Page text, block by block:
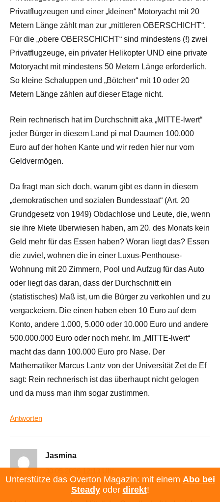
Privatflugzeugen und einer „kleinen“ Motoryacht mit 20
Metern Länge zählt man zur „mittleren OBERSCHICHT“.
Für die „obere OBERSCHICHT“ sind mindestens (!) zwei
Privatflugzeuge, ein privater Helikopter UND eine private
Motoryacht mit mindestens 50 Metern Länge erforderlich.
So kleine Schaluppen und „Bötchen“ mit 10 oder 20
Metern Länge zählen auf dieser Etage nicht.
Rein rechnerisch hat im Durchschnitt aka „MITTE-lwert“
jeder Bürger in diesem Land pi mal Daumen 100.000
Euro auf der hohen Kante und wir reden hier nur vom
Geldvermögen.
Da fragt man sich doch, warum gibt es dann in diesem
„demokratischen und sozialen Bundesstaat“ (Art. 20
Grundgesetz von 1949) Obdachlose und Leute, die, wenn
sie ihre Miete überwiesen haben, am 20. des Monats kein
Geld mehr für das Essen haben? Woran liegt das? Essen
die zuviel, wohnen die in einer Luxus-Penthouse-
Wohnung mit 20 Zimmern, Pool und Aufzug für das Auto
oder liegt das daran, dass der Durchschnitt ein
(statistisches) Maß ist, um die Bürger zu verkohlen und zu
vergackeiern. Die einen haben eben 10 Euro auf dem
Konto, andere 1.000, 5.000 oder 10.000 Euro und andere
500.000.000 Euro oder noch mehr. Im „MITTE-lwert“
macht das dann 100.000 Euro pro Nase. Der
Mathematiker Marcus Lantz von der Universität Zet de Ef
sagt: Rein rechnerisch ist das überhaupt nicht gelogen
und da muss man ihm sogar zustimmen.
Antworten
Jasmina
Unterstütze das Overton Magazin: mit einem Abo bei
Steadyoder direkt!